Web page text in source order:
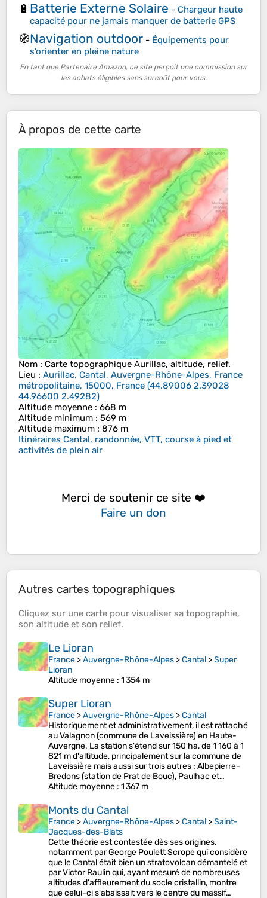
🔋 Batterie Externe Solaire - Chargeur haute
capacité pour ne jamais manquer de batterie GPS
🧭Navigation outdoor - Équipements pour
s’orienter en pleine nature
En tant que Partenaire Amazon, ce site perçoit une commission sur
les achats éligibles sans surcoût pour vous.
À propos de cette carte
Nom : Carte topographique Aurillac, altitude, relief.
Lieu : Aurillac, Cantal, Auvergne-Rhône-Alpes, France
métropolitaine, 15000, France (44.89006 2.39028
44.96600 2.49282)
Altitude moyenne : 668 m
Altitude minimum : 569 m
Altitude maximum : 876 m
Itinéraires Cantal, randonnée, VTT, course à pied et
activités de plein air
Merci de soutenir ce site ❤️
Faire un don
Autres cartes topographiques
Cliquez sur une carte pour visualiser sa topographie,
son altitude et son relief.
Le Lioran
France >Auvergne-Rhône-Alpes >Cantal >Super
Lioran
Altitude moyenne : 1 354 m
Super Lioran
France >Auvergne-Rhône-Alpes >Cantal
Historiquement et administrativement, il est rattaché
au Valagnon (commune de Laveissière) en Haute-
Auvergne. La station s'étend sur 150 ha, de 1 160 à 1
821 m d'altitude, principalement sur la commune de
Laveissière mais aussi sur trois autres : Albepierre-
Bredons (station de Prat de Bouc), Paulhac et…
Altitude moyenne : 1 367 m
Monts du Cantal
France >Auvergne-Rhône-Alpes >Cantal >Saint-
Jacques-des-Blats
Cette théorie est contestée dès ses origines,
notamment par George Poulett Scrope qui considère
que le Cantal était bien un stratovolcan démantelé et
par Victor Raulin qui, ayant mesuré de nombreuses
altitudes d'affleurement du socle cristallin, montre
que celui-ci s'abaissait vers le centre du massif…